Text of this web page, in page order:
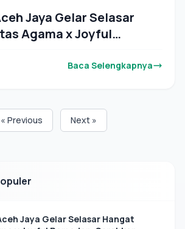
Jaya Gelar Selasar
Agama x Joyful
Baca Selengkapnya
« Previous Next »
Jaya Gelar Selasar Hangat